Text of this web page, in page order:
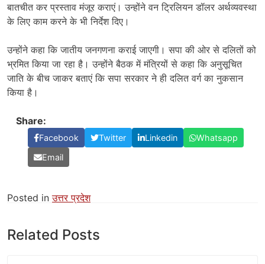
बातचीत कर प्रस्ताव मंजूर कराएं। उन्होंने वन ट्रिलियन डॉलर अर्थव्यवस्था
के लिए काम करने के भी निर्देश दिए।
उन्होंने कहा कि जातीय जनगणना कराई जाएगी। सपा की ओर से दलितों को
भ्रमित किया जा रहा है। उन्होंने बैठक में मंत्रियों से कहा कि अनुसूचित
जाति के बीच जाकर बताएं कि सपा सरकार ने ही दलित वर्ग का नुकसान
किया है।
Share:
Facebook Twitter Linkedin
Whatsapp
Email
Posted inउत्तर प्रदेश
Related Posts